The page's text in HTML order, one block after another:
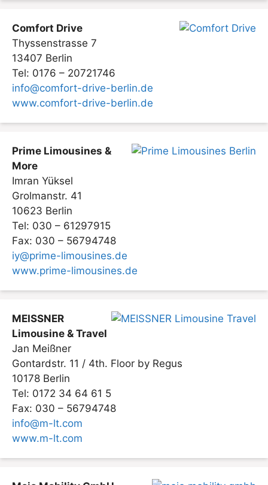
Comfort Drive
Thyssenstrasse 7
13407 Berlin
Tel: 0176 – 20721746
info@comfort-drive-berlin.de
www.comfort-drive-berlin.de
Prime Limousines &
More
Imran Yüksel
Grolmanstr. 41
10623 Berlin
Tel: 030 – 61297915
Fax: 030 – 56794748
iy@prime-limousines.de
www.prime-limousines.de
MEISSNER
Limousine & Travel
Jan Meißner
Gontardstr. 11 / 4th. Floor by Regus
10178 Berlin
Tel: 0172 34 64 61 5
Fax: 030 – 56794748
info@m-lt.com
www.m-lt.com